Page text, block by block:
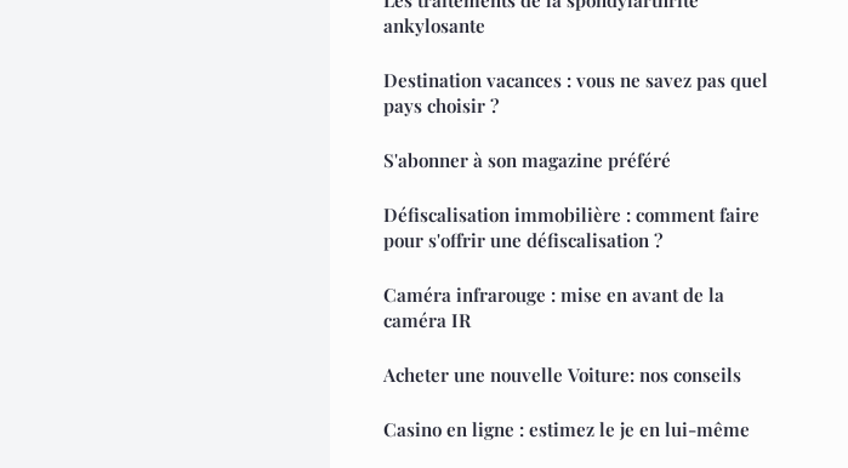
ankylosante
Destination vacances : vous ne savez pas quel
pays choisir ?
S'abonner à son magazine préféré
Défiscalisation immobilière : comment faire
pour s'offrir une défiscalisation ?
Caméra infrarouge : mise en avant de la
caméra IR
Acheter une nouvelle Voiture: nos conseils
Casino en ligne : estimez le je en lui-même